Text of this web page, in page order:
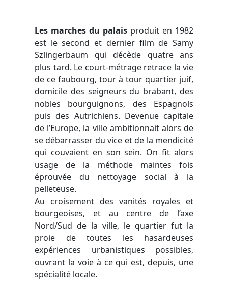
Les marches du palais produit en 1982
est le second et dernier film de Samy
Szlingerbaum qui décède quatre ans
plus tard. Le court-métrage retrace la vie
de ce faubourg, tour à tour quartier juif,
domicile des seigneurs du brabant, des
nobles bourguignons, des Espagnols
puis des Autrichiens. Devenue capitale
de l’Europe, la ville ambitionnait alors de
se débarrasser du vice et de la mendicité
qui couvaient en son sein. On fit alors
usage de la méthode maintes fois
éprouvée du nettoyage social à la
pelleteuse.
Au croisement des vanités royales et
bourgeoises, et au centre de l’axe
Nord/Sud de la ville, le quartier fut la
proie de toutes les hasardeuses
expériences urbanistiques possibles,
ouvrant la voie à ce qui est, depuis, une
spécialité locale.